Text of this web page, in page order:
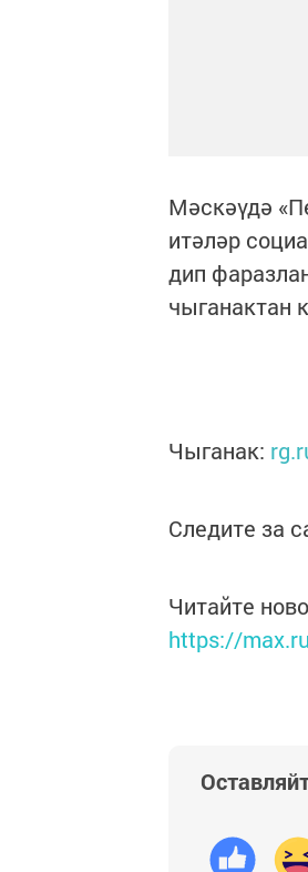
Мәскәүдә
итәләр
дип
чыганактан
Чыганак:
Следите за
Читайте
https://